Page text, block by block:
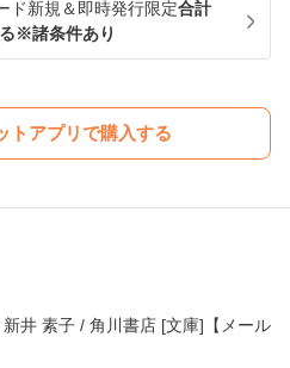
ド新規＆即時発行限定合計
※諸条件あり
トアプリで購入する
井 素子 / 角川書店 [文庫]【メール